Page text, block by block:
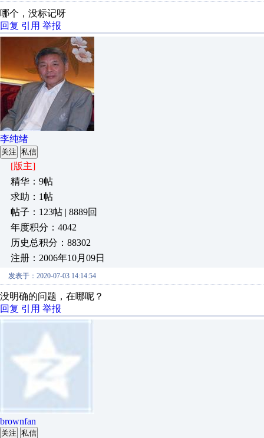
哪个，没标记呀
回复 引用 举报
李纯绪
关注 私信
[版主]
精华：9帖
求助：1帖
帖子：123帖 | 8889回
年度积分：4042
历史总积分：88302
注册：2006年10月09日
发表于：2020-07-03 14:14:54
没明确的问题，在哪呢？
回复 引用 举报
brownfan
关注 私信